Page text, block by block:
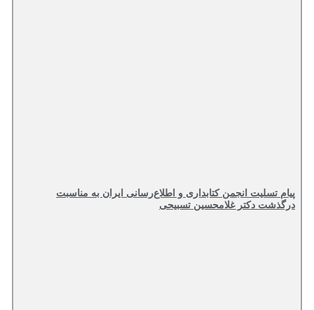
انجمن کتابداری و اطلاع‌رسانی ایران به مناسبت
دکتر غلامحسین تسبیحی